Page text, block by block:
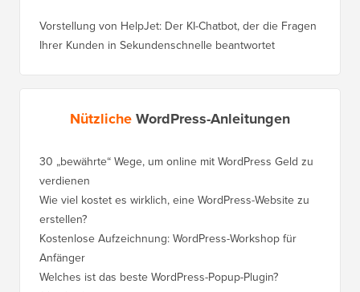
Vorstellung von HelpJet: Der KI-Chatbot, der die Fragen
Ihrer Kunden in Sekundenschnelle beantwortet
NützlicheWordPress-Anleitungen
30 „bewährte“ Wege, um online mit WordPress Geld zu
verdienen
Wie viel kostet es wirklich, eine WordPress-Website zu
erstellen?
Kostenlose Aufzeichnung: WordPress-Workshop für
Anfänger
Welches ist das beste WordPress-Popup-Plugin?